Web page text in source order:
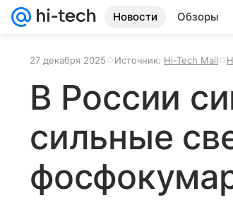
Новости Обзоры
27 декабря 2025 Источник: Hi-Tech Mail
В России
сильные